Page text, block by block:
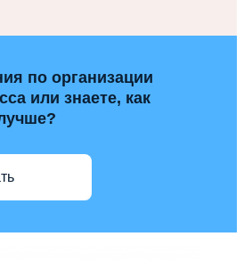
по организации
или знаете, как